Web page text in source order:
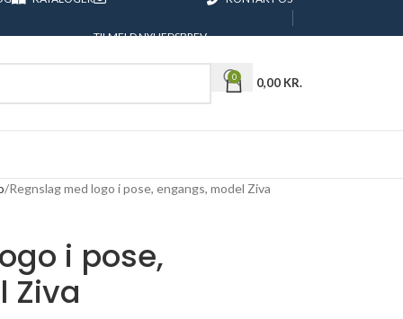
TILMELD NYHEDSBREV
0 0,00 KR.
Regnslag med logo i pose, engangs, model Ziva
i pose,
Ziva